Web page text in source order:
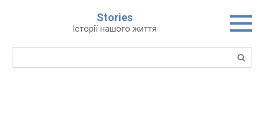
Stories
Історії нашого життя
Пошук: